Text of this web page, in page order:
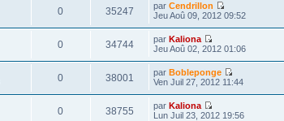
0 35247 par Cendrillon
Jeu Aoû 09, 2012 09:52
0 34744 par Kaliona
Jeu Aoû 02, 2012 01:06
0 38001 par Bobleponge
Ven Juil 27, 2012 11:44
0 38755 par Kaliona
Lun Juil 23, 2012 19:56